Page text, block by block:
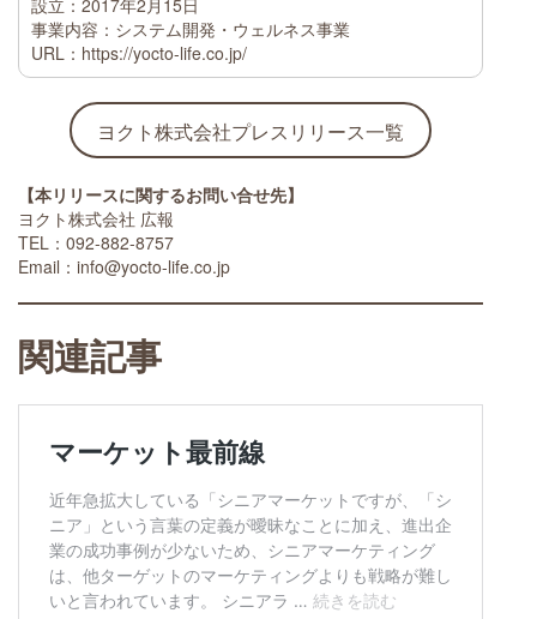
設立：2017年2月15日
事業内容：システム開発・ウェルネス事業
URL：https://yocto-life.co.jp/
ヨクト株式会社プレスリリース一覧
【本リリースに関するお問い合せ先】
ヨクト株式会社 広報
TEL：092-882-8757
Email：info@yocto-life.co.jp
関連記事